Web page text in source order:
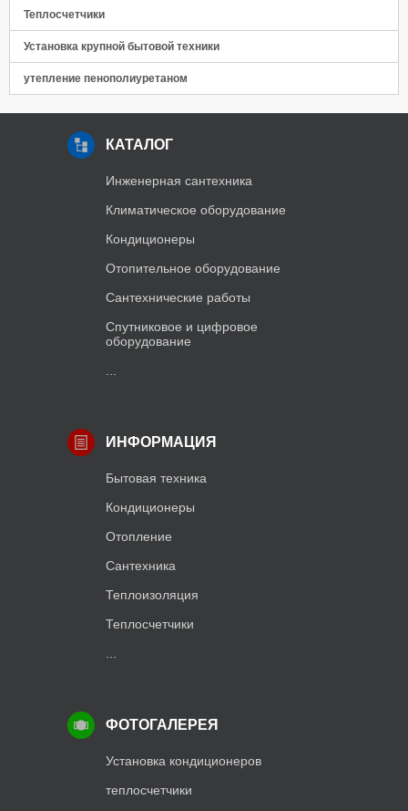
Теплосчетчики
Установка крупной бытовой техники
утепление пенополиуретаном
КАТАЛОГ
Инженерная сантехника
Климатическое оборудование
Кондиционеры
Отопительное оборудование
Сантехнические работы
Спутниковое и цифровое
оборудование
ИНФОРМАЦИЯ
Бытовая техника
Кондиционеры
Отопление
Сантехника
Теплоизоляция
Теплосчетчики
ФОТОГАЛЕРЕЯ
Установка кондиционеров
теплосчетчики